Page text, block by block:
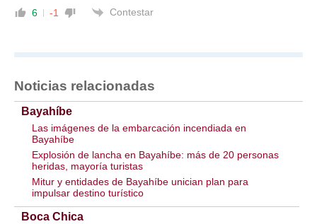
6 -1 Contestar
Noticias relacionadas
Bayahíbe
Las imágenes de la embarcación incendiada en
Bayahíbe
Explosión de lancha en Bayahíbe: más de 20 personas
heridas, mayoría turistas
Mitur y entidades de Bayahíbe unician plan para
impulsar destino turístico
Boca Chica